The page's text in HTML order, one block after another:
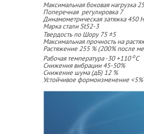
Максимальная боковая нагрузка
Поперечная регулировка 7
Динамометрическая затяжка 450
Марка стали St52-3
Твердость по Шору 75 ±5
Максимальная прочность
Растяжение 255 % (200% после
Рабочая температура -30 +110 оС
Снижения вибрации 45-50%
Снижение шума (дБ) 12 %
Устойчивое формоизменение